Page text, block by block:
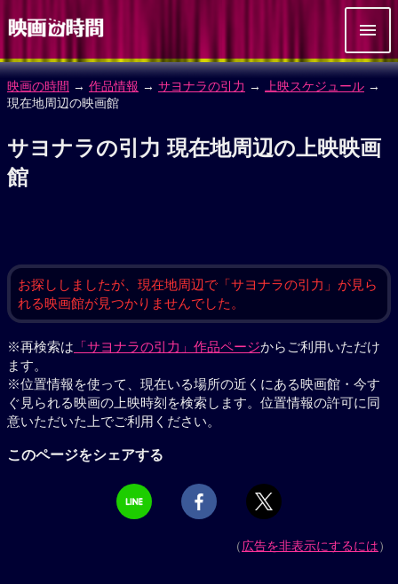
映画の時間 → 作品情報 → サヨナラの引力 → 上映スケジュール →
現在地周辺の映画館
サヨナラの引力 現在地周辺の上映映画
館
お探ししましたが、現在地周辺で「サヨナラの引力」が見ら
れる映画館が見つかりませんでした。
※再検索は 「サヨナラの引力」作品ページからご利用いただけ
ます。
※位置情報を使って、現在いる場所の近くにある映画館・今す
ぐ見られる映画の上映時刻を検索します。位置情報の許可に同
意いただいた上でご利用ください。
このページをシェアする
（広告を非表示にするには）